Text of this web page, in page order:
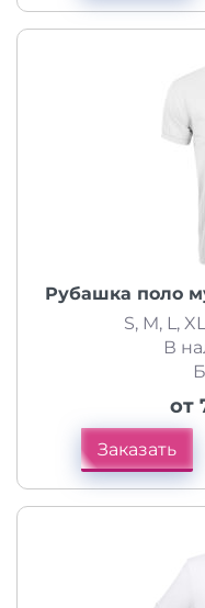
Рубашка поло
S, M, L,
В
от
Заказать